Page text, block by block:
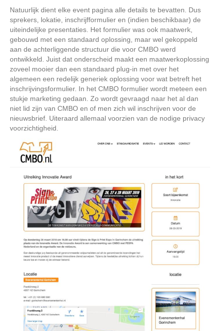
Natuurlijk dient elke event pagina alle details te bevatten. Dus
sprekers, lokatie, inschrijfformulier en (indien beschikbaar) de
uiteindelijke presentaties. Het formulier was ook maatwerk,
gebouwd met een standaard oplossing, maar wel gekoppeld
aan de achterliggende structuur die voor CMBO werd
ontwikkeld. Juist dat onderscheid maakt een maatwerkoplossing
zoveel mooier dan een standaard plug-in met over het
algemeen een redelijk generiek oplossing voor wat betreft het
inschrijvingsformulier. In het CMBO formulier wordt meteen een
stukje marketing gedaan. Zo wordt gevraagd naar het al dan
niet lid zijn van CMBO en of men zich wil inschrijven voor de
nieuwsbrief. Uiteraard allemaal voorzien van de nodige privacy
voorzichtigheid.